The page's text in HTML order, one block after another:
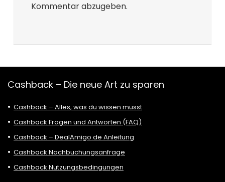
Kommentar abzugeben.
Cashback – Die neue Art zu sparen
Cashback – Alles, was du wissen musst
Cashback Fragen und Antworten (FAQ)
Cashback – DealAmigo.de Anleitung
Cashback Nachbuchungsanfrage
Cashback Nutzungsbedingungen